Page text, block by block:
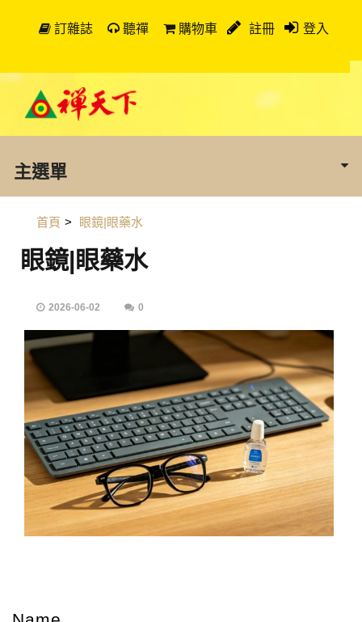
訂雜誌 聽禪 購物車 註冊 登入
主選單
首頁 > 眼鏡|眼藥水
眼鏡|眼藥水
2026-06-02 0